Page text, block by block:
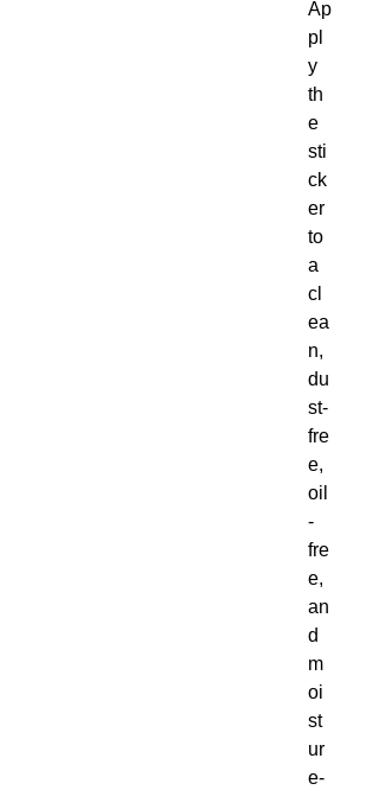
Ap
pl
y
th
e
sti
ck
er
to
a
cl
ea
n,
du
st-
fre
e,
oil
-
fre
e,
an
d
m
oi
st
ur
e-